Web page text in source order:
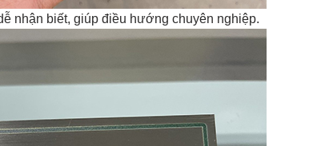
nhận biết, giúp điều hướng chuyên nghiệp.